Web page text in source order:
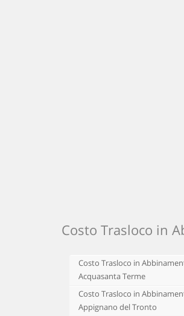
Costo Trasloco in
Costo Trasloco in
Acquasanta Terme
Costo Trasloco in
Appignano del Tronto